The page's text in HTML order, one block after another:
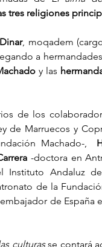
tres religiones
, moqadem
a
y las
de Marruecos y
Machado-,
-doctora en
de la
de España
culturas se contará